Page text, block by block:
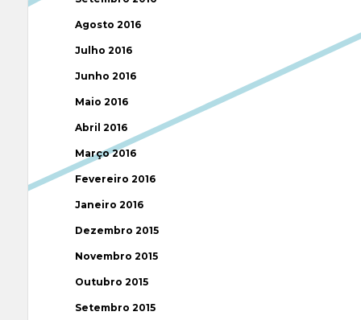
Agosto 2016
Julho 2016
Junho 2016
Maio 2016
Abril 2016
Março 2016
Fevereiro 2016
Janeiro 2016
Dezembro 2015
Novembro 2015
Outubro 2015
Setembro 2015